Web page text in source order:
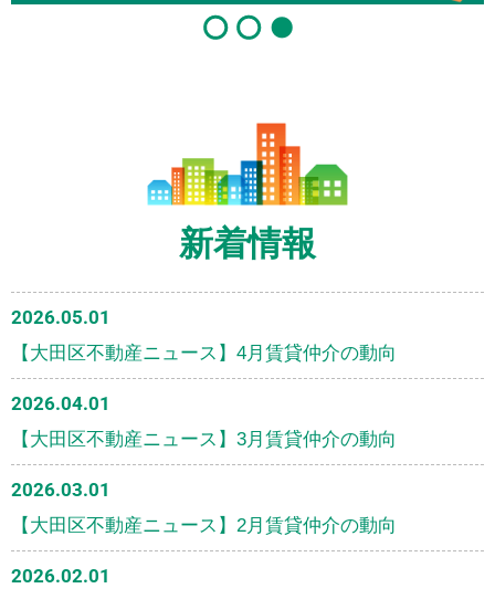
新着情報
2026.05.01
【大田区不動産ニュース】4月賃貸仲介の動向
2026.04.01
【大田区不動産ニュース】3月賃貸仲介の動向
2026.03.01
【大田区不動産ニュース】2月賃貸仲介の動向
2026.02.01